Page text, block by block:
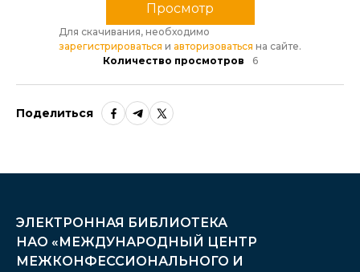
Просмотр
Для скачивания, необходимо
зарегистрироваться и авторизоваться на сайте.
Количество просмотров
6
Поделиться
ЭЛЕКТРОННАЯ БИБЛИОТЕКА
НАО «МЕЖДУНАРОДНЫЙ ЦЕНТР
МЕЖКОНФЕССИОНАЛЬНОГО И